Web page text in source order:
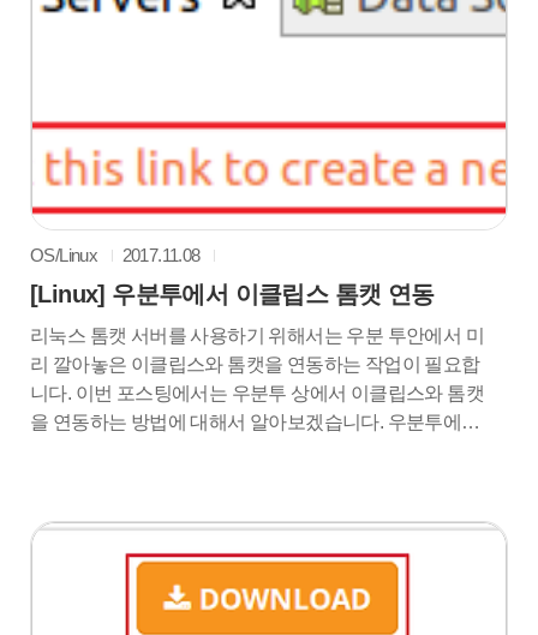
Git원격 레파지토리의 주소를 복사하고있다면 자동으로
들어갑니다. 그 밑의 빨간박스에는 깃허브 아이디와 패스
OS/Linux 2017.11.08
[Linux] 우분투에서 이클립스 톰캣 연동
리눅스 톰캣 서버를 사용하기 위해서는 우분 투안에서 미
리 깔아놓은 이클립스와 톰캣을 연동하는 작업이 필요합
니다. 이번 포스팅에서는 우분투 상에서 이클립스와 톰캣
을 연동하는 방법에 대해서 알아보겠습니다. 우분투에서
세요 2. 자신의 톰캣 버전에 맞는 버전을 선택해주세요 저
는 톰캣 8.0버전이 설치되어있으므로 톰캣 8.0을 선택하
도록 하겠습니다. 3. Browser...를 눌러서 경로를 설정해주
도록 하죠 4. 수동으로 우분투를 설치하신분들은 설치경